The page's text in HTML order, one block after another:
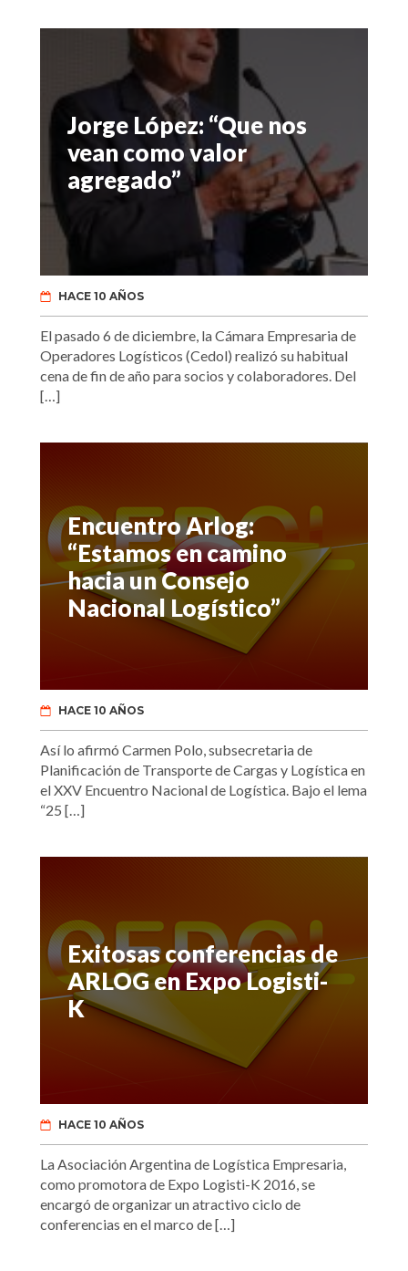
Jorge López: “Que nos
vean como valor
agregado”
HACE 10 AÑOS
El pasado 6 de diciembre, la Cámara Empresaria de
Operadores Logísticos (Cedol) realizó su habitual
cena de fin de año para socios y colaboradores. Del
[…]
Encuentro Arlog:
“Estamos en camino
hacia un Consejo
Nacional Logístico”
HACE 10 AÑOS
Así lo afirmó Carmen Polo, subsecretaria de
Planificación de Transporte de Cargas y Logística en
el XXV Encuentro Nacional de Logística. Bajo el lema
“25 […]
Exitosas conferencias de
ARLOG en Expo Logisti-
K
HACE 10 AÑOS
La Asociación Argentina de Logística Empresaria,
como promotora de Expo Logisti-K 2016, se
encargó de organizar un atractivo ciclo de
conferencias en el marco de […]